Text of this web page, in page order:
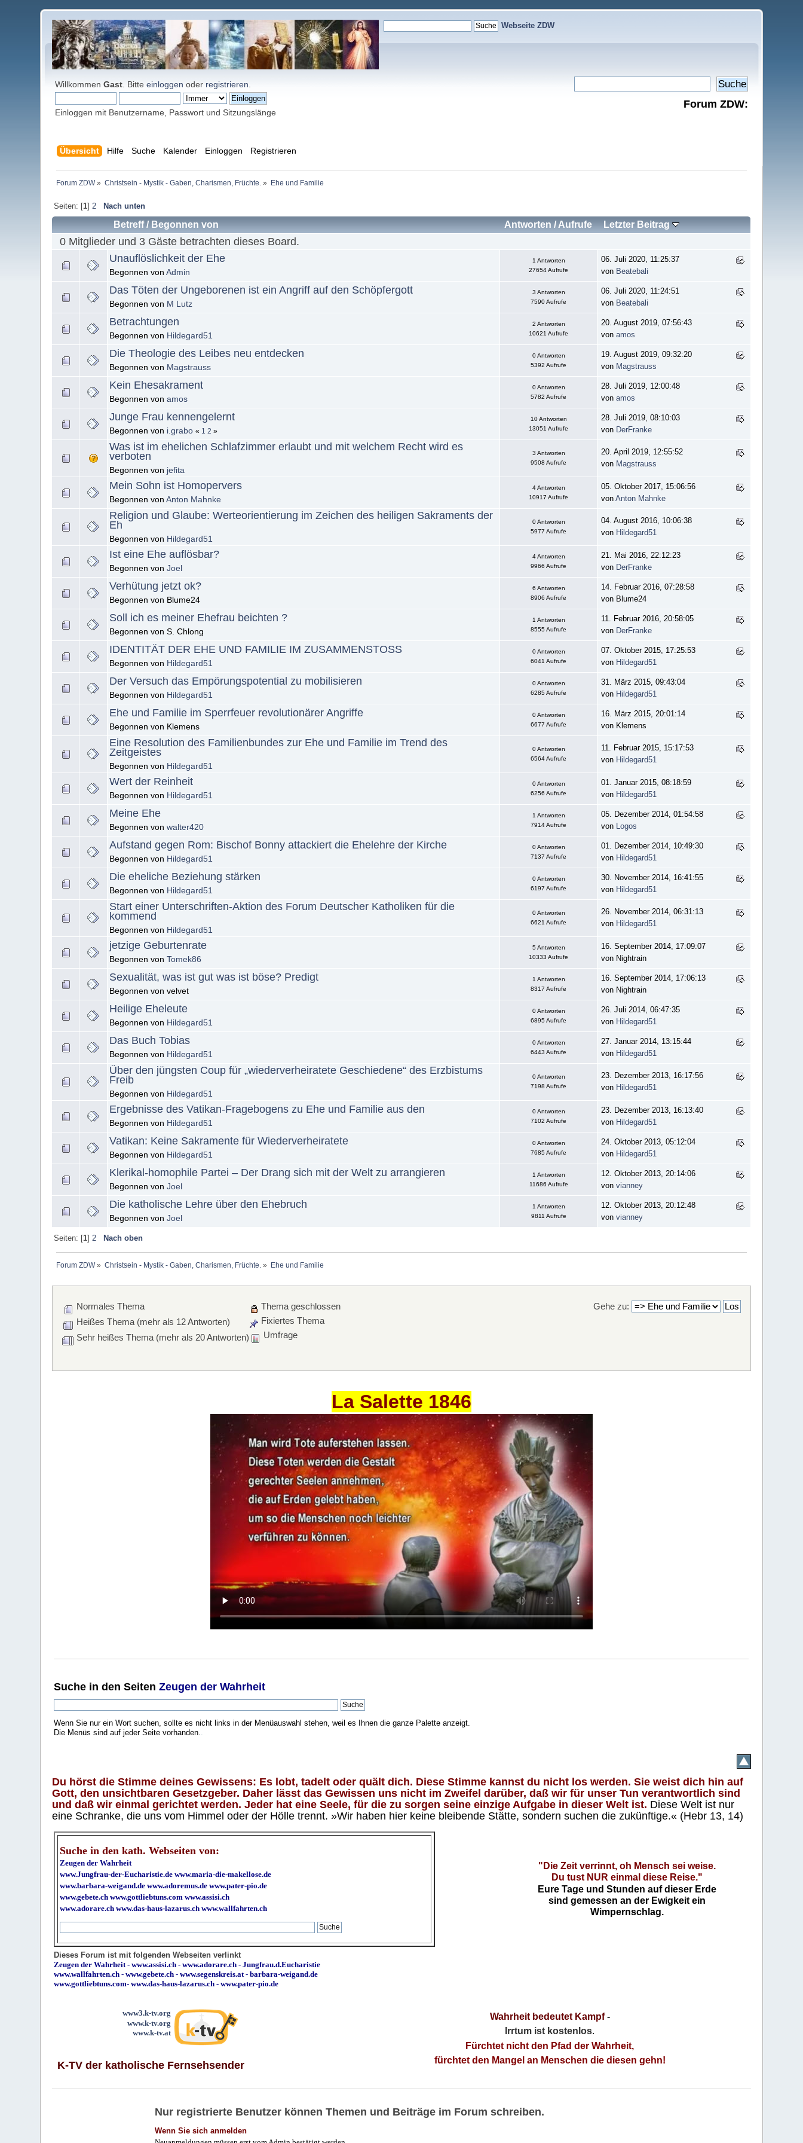
Webseite ZDW
WillkommenGast . Bitteeinloggen oder registrieren
Einloggen mit Benutzername, Passwort und Sitzungslänge
Forum ZDW:
Übersicht Hilfe Suche Kalender Einloggen Registrieren
Forum ZDW» Christsein - Mystik - Gaben, Charismen, Früchte.» Ehe und Familie
Seiten: [1] 2 Nach unten
Betreff/ Begonnen von Antworten /Aufrufe Letzter Beitrag
0 Mitglieder und 3 Gäste betrachten dieses Board.
Unauflöslichkeit der Ehe
Begonnen vonAdmin
1 Antworten
27654 Aufrufe
06. Juli 2020, 11:25:37
von Beatebali
Das Töten der Ungeborenen ist ein Angriff auf den Schöpfergott
Begonnen von M Lutz
3 Antworten
7590 Aufrufe
06. Juli 2020, 11:24:51
von Beatebali
Betrachtungen
Begonnen von Hildegard51
2 Antworten
10621 Aufrufe
20. August 2019, 07:56:43
vonamos
Die Theologie des Leibes neu entdecken
Begonnen von Magstrauss
0 Antworten
5392 Aufrufe
19. August 2019, 09:32:20
von Magstrauss
Kein Ehesakrament
Begonnen vonamos
0 Antworten
5782 Aufrufe
28. Juli 2019, 12:00:48
vonamos
Junge Frau kennengelernt
Begonnen von i.grabo « 1 2 »
10 Antworten
13051 Aufrufe
28. Juli 2019, 08:10:03
von DerFranke
Was ist im ehelichen Schlafzimmer erlaubt und mit welchem Recht wird es
verboten
Begonnen von jefita
3 Antworten
9508 Aufrufe
20. April 2019, 12:55:52
von Magstrauss
Mein Sohn ist Homopervers
Begonnen vonAnton Mahnke
4 Antworten
10917 Aufrufe
05. Oktober 2017, 15:06:56
vonAnton Mahnke
Religion und Glaube: Werteorientierung im Zeichen des heiligen Sakraments der
Eh
Begonnen von Hildegard51
0 Antworten
5977 Aufrufe
04. August 2016, 10:06:38
von Hildegard51
Ist eine Ehe auflösbar?
Begonnen vonJoel
4 Antworten
9966 Aufrufe
21. Mai 2016, 22:12:23
von DerFranke
Verhütung jetzt ok?
Begonnen von Blume24
6 Antworten
8906 Aufrufe
14. Februar 2016, 07:28:58
von Blume24
Soll ich es meiner Ehefrau beichten ?
Begonnen von S. Chlong
1 Antworten
8555 Aufrufe
11. Februar 2016, 20:58:05
von DerFranke
IDENTITÄT DER EHE UND FAMILIE IM ZUSAMMENSTOSS
Begonnen von Hildegard51
0 Antworten
6041 Aufrufe
07. Oktober 2015, 17:25:53
von Hildegard51
Der Versuch das Empörungspotential zu mobilisieren
Begonnen von Hildegard51
0 Antworten
6285 Aufrufe
31. März 2015, 09:43:04
von Hildegard51
Ehe und Familie im Sperrfeuer revolutionärer Angriffe
Begonnen von Klemens
0 Antworten
6677 Aufrufe
16. März 2015, 20:01:14
von Klemens
Eine Resolution des Familienbundes zur Ehe und Familie im Trend des
Zeitgeistes
Begonnen von Hildegard51
0 Antworten
6564 Aufrufe
11. Februar 2015, 15:17:53
von Hildegard51
Wert der Reinheit
Begonnen von Hildegard51
0 Antworten
6256 Aufrufe
01. Januar 2015, 08:18:59
von Hildegard51
Meine Ehe
Begonnen vonwalter420
1 Antworten
7914 Aufrufe
05. Dezember 2014, 01:54:58
von Logos
Aufstand gegen Rom: Bischof Bonny attackiert die Ehelehre der Kirche
Begonnen von Hildegard51
0 Antworten
7137 Aufrufe
01. Dezember 2014, 10:49:30
von Hildegard51
Die eheliche Beziehung stärken
Begonnen von Hildegard51
0 Antworten
6197 Aufrufe
30. November 2014, 16:41:55
von Hildegard51
Start einer Unterschriften-Aktion des Forum Deutscher Katholiken für die
kommend
Begonnen von Hildegard51
0 Antworten
6621 Aufrufe
26. November 2014, 06:31:13
von Hildegard51
jetzige Geburtenrate
Begonnen vonTomek86
5 Antworten
10333 Aufrufe
16. September 2014, 17:09:07
von Nightrain
Sexualität, was ist gut was ist böse? Predigt
Begonnen von velvet
1 Antworten
8317 Aufrufe
16. September 2014, 17:06:13
von Nightrain
Heilige Eheleute
Begonnen von Hildegard51
0 Antworten
6895 Aufrufe
26. Juli 2014, 06:47:35
von Hildegard51
Das Buch Tobias
Begonnen von Hildegard51
0 Antworten
6443 Aufrufe
27. Januar 2014, 13:15:44
von Hildegard51
Über den jüngsten Coup für „wiederverheiratete Geschiedene“ des Erzbistums
Freib
Begonnen von Hildegard51
0 Antworten
7198 Aufrufe
23. Dezember 2013, 16:17:56
von Hildegard51
Ergebnisse des Vatikan-Fragebogens zu Ehe und Familie aus den
Begonnen von Hildegard51
0 Antworten
7102 Aufrufe
23. Dezember 2013, 16:13:40
von Hildegard51
Vatikan: Keine Sakramente für Wiederverheiratete
Begonnen von Hildegard51
0 Antworten
7685 Aufrufe
24. Oktober 2013, 05:12:04
von Hildegard51
Klerikal-homophile Partei – Der Drang sich mit der Welt zu arrangieren
Begonnen vonJoel
1 Antworten
11686 Aufrufe
12. Oktober 2013, 20:14:06
vonvianney
Die katholische Lehre über den Ehebruch
Begonnen vonJoel
1 Antworten
9811 Aufrufe
12. Oktober 2013, 20:12:48
vonvianney
Seiten: [1] 2 Nach oben
Forum ZDW» Christsein - Mystik - Gaben, Charismen, Früchte.» Ehe und Familie
Gehe zu:
Normales Thema
Heißes Thema (mehr als 12 Antworten)
Sehr heißes Thema (mehr als 20 Antworten)
Thema geschlossen
Fixiertes Thema
Umfrage
La Salette 1846
Suche in den SeitenZeugen der Wahrheit
Wenn Sie nur ein Wort suchen, sollte es nicht links in der Menüauswahl stehen, weil es Ihnen die ganze Palette anzeigt.
Die Menüs sind auf jeder Seite vorhanden.
Du hörst die Stimme deines Gewissens: Es lobt, tadelt oder quält dich. Diese Stimme kannst du nicht los werden. Sie weist dich hin auf
Gott, den unsichtbaren Gesetzgeber. Daher lässt das Gewissen uns nicht im Zweifel darüber, daß wir für unser Tun verantwortlich sind
und daß wir einmal gerichtet werden. Jeder hat eine Seele, für die zu sorgen seine einzige Aufgabe in dieser Welt ist. Diese Welt ist nur
eine Schranke, die uns vom Himmel oder der Hölle trennt. »Wir haben hier keine bleibende Stätte, sondern suchen die zukünftige.« (Hebr 13, 14)
Suche in den kath. Webseiten von:
Zeugen der Wahrheit
www.Jungfrau-der-Eucharistie.de www.maria-die-makellose.de
www.barbara-weigand.de www.adoremus.de www.pater-pio.de
www.gebete.ch www.gottliebtuns.com www.assisi.ch
www.adorare.ch www.das-haus-lazarus.ch www.wallfahrten.ch
"Die Zeit verrinnt, oh Mensch sei weise.
Du tust NUR einmal diese Reise."
Eure Tage und Stunden auf dieser Erde
sind gemessen an der Ewigkeit ein
Wimpernschlag.
Dieses Forum ist mit folgenden Webseiten verlinkt
Zeugen der Wahrheit -www.assisi.ch -www.adorare.ch -Jungfrau.d.Eucharistie
www.wallfahrten.ch -www.gebete.ch -www.segenskreis.at -barbara-weigand.de
www.gottliebtuns.com-www.das-haus-lazarus.ch - www.pater-pio.de
www3.k-tv.org
www.k-tv.org
www.k-tv.at
K-TV der katholische Fernsehsender
Wahrheit bedeutet Kampf-
Irrtum ist kostenlos.
Fürchtet nicht den Pfad der Wahrheit,
fürchtet den Mangel an Menschen die diesen gehn!
Nur registrierte Benutzer können Themen und Beiträge im Forum schreiben.
Wenn Sie sich anmelden